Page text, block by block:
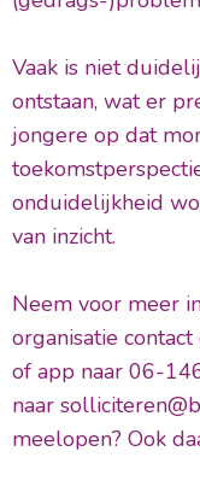
Vaak is niet
ontstaan, wat er
jongere op dat
onduidelijkheid
van inzicht.
Neem voor meer
organisatie
of app naar 06-
naar
meelopen? Ook